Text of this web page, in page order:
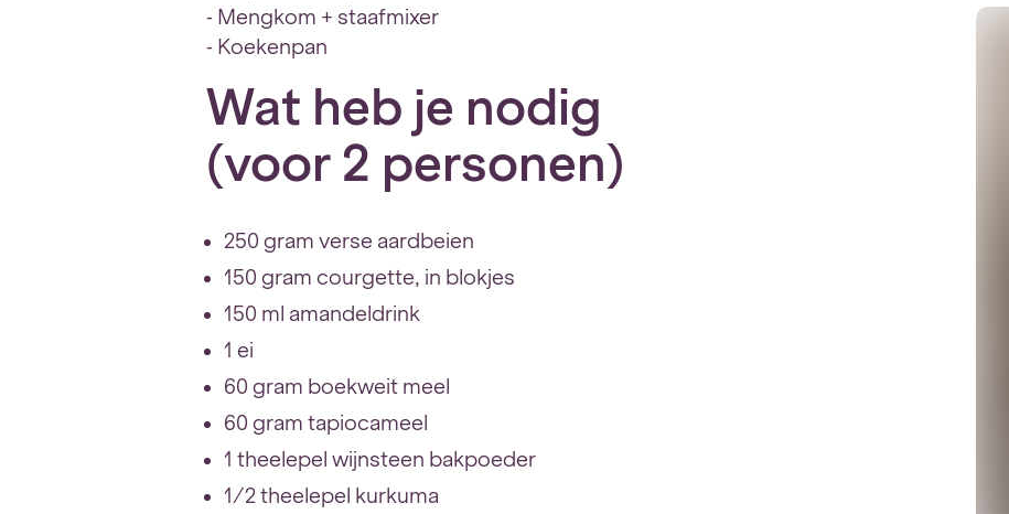
⁃ Mengkom + staafmixer
⁃ Koekenpan
Wat heb je nodig
(voor 2 personen)
250 gram verse aardbeien
150 gram courgette, in blokjes
150 ml amandeldrink
1 ei
60 gram boekweit meel
60 gram tapiocameel
1 theelepel wijnsteen bakpoeder
1/2 theelepel kurkuma